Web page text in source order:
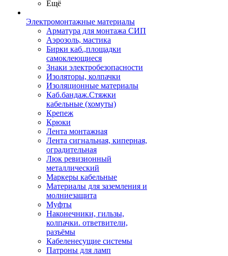
Ещё
Электромонтажные материалы
Арматура для монтажа СИП
Аэрозоль, мастика
Бирки каб.,площадки
самоклеющиеся
Знаки электробезопасности
Изоляторы, колпачки
Изоляционные материалы
Каб.бандаж.Стяжки
кабельные (хомуты)
Крепеж
Крюки
Лента монтажная
Лента сигнальная, киперная,
оградительная
Люк ревизионный
металлический
Маркеры кабельные
Материалы для заземления и
молниезащита
Муфты
Наконечники, гильзы,
колпачки. ответвители,
разъёмы
Кабеленесущие системы
Патроны для ламп